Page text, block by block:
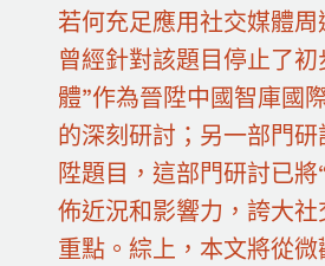
若何充足應用社交媒體
曾經針對該題目停止了
體”作為晉陞中國智庫國
的深刻研討；另一部門
陞題目，這部門研討已
佈近況和影響力，誇大
重點。綜上，本文將從